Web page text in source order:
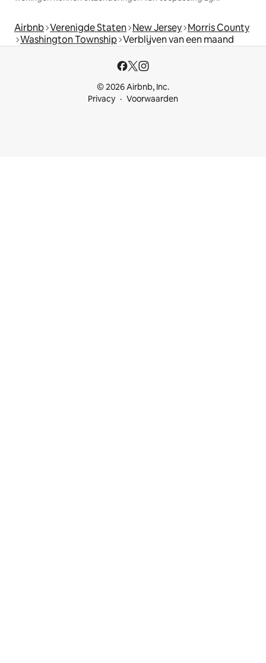
Airbnb Verenigde Staten New Jersey Morris County
Washington Township Verblijven van een maand
© 2026 Airbnb, Inc.
Privacy
Voorwaarden